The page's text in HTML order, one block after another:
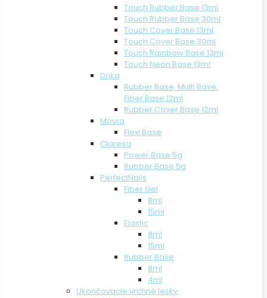
Touch Rubber Base 13ml
Touch Rubber Base 30ml
Touch Cover Base 13ml
Touch Cover Base 30ml
Touch Rainbow Base 13ml
Touch Neon Base 13ml
Dnka
Rubber Base, Multi Base,
Fiber Base 12ml
Rubber Cover Base 12ml
Moyra
Flexi Base
Claresa
Power Base 5g
Rubber Base 5g
PerfectNails
Fiber Gel
8ml
15ml
Elastic
8ml
15ml
Rubber Base
8ml
4ml
Ukončovacie vrchné lesky